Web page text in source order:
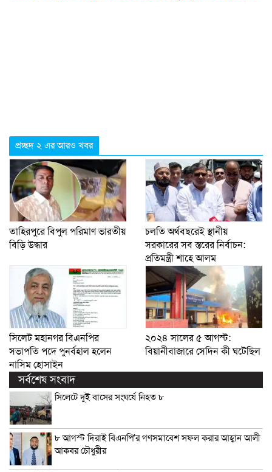
প্রচ্ছদ ২ এর আরও খবর
তাহিরপুরে বিপুল পরিমাণ ভারতীয়
বিড়ি উদ্ধার
চলতি অর্থবছরেই স্থানীয়
সরকারের সব স্তরের নির্বাচন:
প্রতিমন্ত্রী শাহে আলম
সিলেট মহানগর বিএনপির
সভাপতি পদে পুনর্বহাল হলেন
নাসিম হোসাইন
২০২৪ সালের ৫ আগস্ট:
বিয়ানীবাজারে সেদিন কী ঘটেছিল
সর্বশেষ সংবাদ
সিলেটে দুই বাসের সংঘর্ষে নিহত ৮
৮ আগস্ট দিরাই বিএনপি’র গণসমাবেশ সফল করার আহ্বান আলী
আকবর চৌধুরীর